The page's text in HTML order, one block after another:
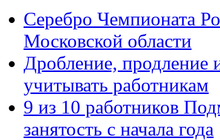
Серебро Чемпионата
Московской области
Дробление, продление
учитывать работникам
9 из 10 работников
занятость с начала года